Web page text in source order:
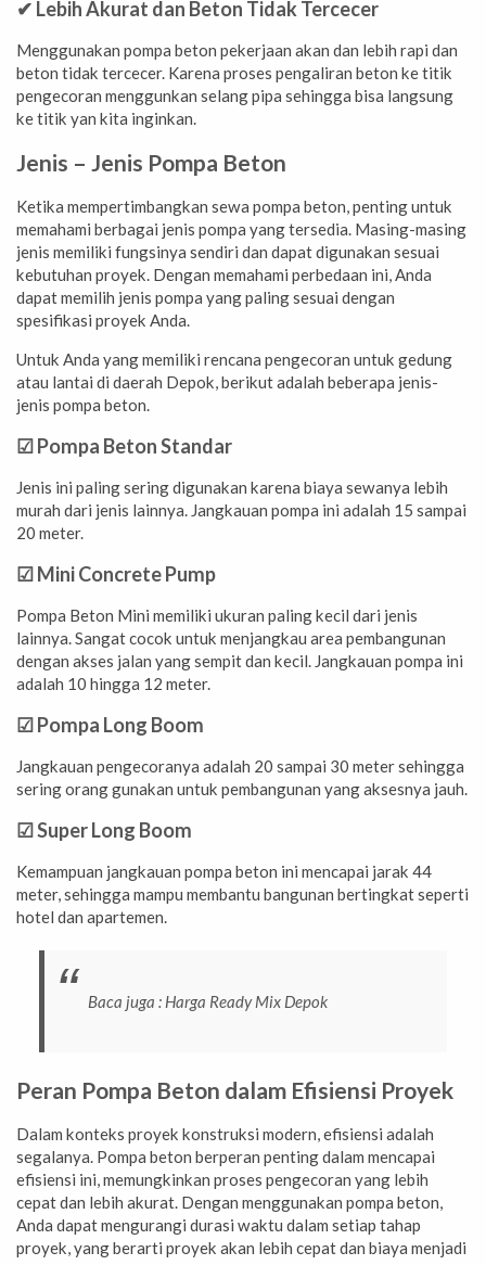
✔ Lebih Akurat dan Beton Tidak Tercecer
Menggunakan pompa beton pekerjaan akan dan lebih rapi dan
beton tidak tercecer. Karena proses pengaliran beton ke titik
pengecoran menggunkan selang pipa sehingga bisa langsung
ke titik yan kita inginkan.
Jenis – Jenis Pompa Beton
Ketika mempertimbangkan sewa pompa beton, penting untuk
memahami berbagai jenis pompa yang tersedia. Masing-masing
jenis memiliki fungsinya sendiri dan dapat digunakan sesuai
kebutuhan proyek. Dengan memahami perbedaan ini, Anda
dapat memilih jenis pompa yang paling sesuai dengan
spesifikasi proyek Anda.
Untuk Anda yang memiliki rencana pengecoran untuk gedung
atau lantai di daerah Depok, berikut adalah beberapa jenis-
jenis pompa beton.
☑ Pompa Beton Standar
Jenis ini paling sering digunakan karena biaya sewanya lebih
murah dari jenis lainnya. Jangkauan pompa ini adalah 15 sampai
20 meter.
☑ Mini Concrete Pump
Pompa Beton Mini memiliki ukuran paling kecil dari jenis
lainnya. Sangat cocok untuk menjangkau area pembangunan
dengan akses jalan yang sempit dan kecil. Jangkauan pompa ini
adalah 10 hingga 12 meter.
☑ Pompa Long Boom
Jangkauan pengecoranya adalah 20 sampai 30 meter sehingga
sering orang gunakan untuk pembangunan yang aksesnya jauh.
☑ Super Long Boom
Kemampuan jangkauan pompa beton ini mencapai jarak 44
meter, sehingga mampu membantu bangunan bertingkat seperti
hotel dan apartemen.
Baca juga : Harga Ready Mix Depok
Peran Pompa Beton dalam Efisiensi Proyek
Dalam konteks proyek konstruksi modern, efisiensi adalah
segalanya. Pompa beton berperan penting dalam mencapai
efisiensi ini, memungkinkan proses pengecoran yang lebih
cepat dan lebih akurat. Dengan menggunakan pompa beton,
Anda dapat mengurangi durasi waktu dalam setiap tahap
proyek, yang berarti proyek akan lebih cepat dan biaya menjadi